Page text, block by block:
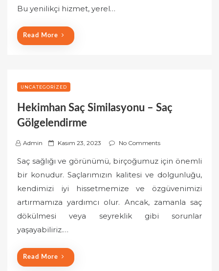
Bu yenilikçi hizmet, yerel…
Read More
UNCATEGORIZED
Hekimhan Saç Similasyonu – Saç
Gölgelendirme
Admin
P
s
t
d
o
Kasım 23, 2023 No Comments
Saç sağlığı ve görünümü, birçoğumuz için önemli
bir konudur. Saçlarımızın kalitesi ve dolgunluğu,
kendimizi iyi hissetmemize ve özgüvenimizi
artırmamıza yardımcı olur. Ancak, zamanla saç
dökülmesi veya seyreklik gibi sorunlar
yaşayabiliriz.…
Read More